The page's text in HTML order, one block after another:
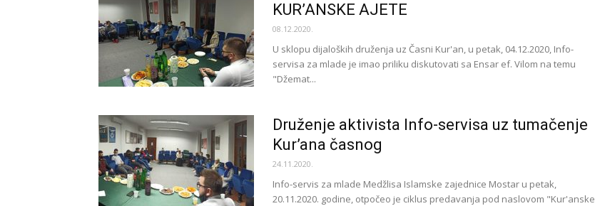
KUR’ANSKE AJETE
08.12.2020.
U sklopu dijaloških druženja uz Časni Kur'an, u petak, 04.12.2020, Info-
servisa za mlade je imao priliku diskutovati sa Ensar ef. Vilom na temu
"Džemat...
Druženje aktivista Info-servisa uz tumačenje
Kur’ana časnog
24.11.2020.
Info-servis za mlade Medžlisa Islamske zajednice Mostar u petak,
20.11.2020. godine, otpočeo je ciklus predavanja pod naslovom "Kur'anske